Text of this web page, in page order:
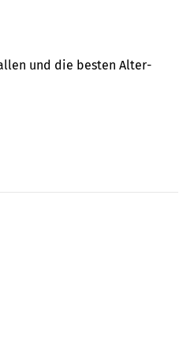
und die besten Alter­